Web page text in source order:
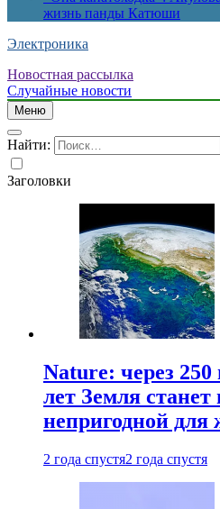
жизнь панды Катюши
Электроника
Новостная рассылка
Случайные новости
Меню
Найти:
Заголовки
Nature: через
лет Земля
непригодной для
2 года спустя2 года спустя